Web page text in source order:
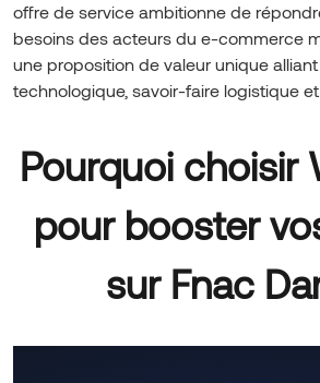
offre de service ambitionne de
besoins des acteurs du e-commerce
une proposition de valeur unique
technologique, savoir-faire logistique et
Pourquoi choisir
pour booster
sur Fnac